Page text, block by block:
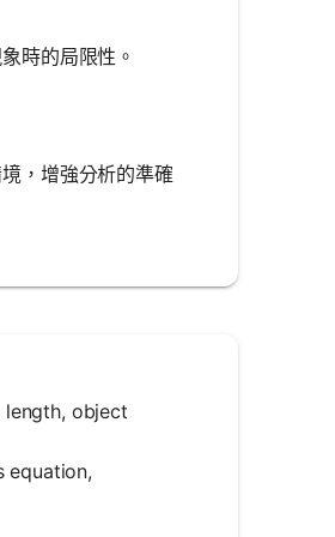
時的局限性。
，增強分析的準確
length, object
equation,